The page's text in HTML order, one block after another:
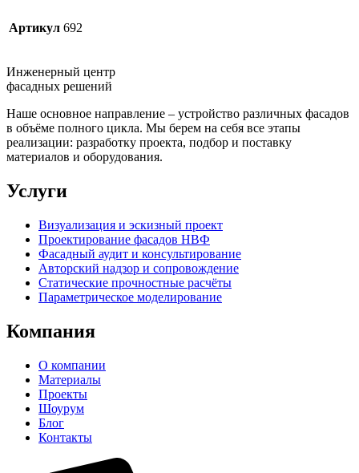
Артикул 692
Инженерный центр
фасадных решений
Наше основное направление – устройство различных фасадов
в объёме полного цикла. Мы берем на себя все этапы
реализации: разработку проекта, подбор и поставку
материалов и оборудования.
Услуги
Визуализация и эскизный проект
Проектирование фасадов НВФ
Фасадный аудит и консультирование
Авторский надзор и сопровождение
Статические прочностные расчёты
Параметрическое моделирование
Компания
О компании
Материалы
Проекты
Шоурум
Блог
Контакты